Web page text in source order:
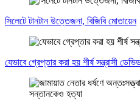
সিলেটে টানটান উত্তেজনা, বিজিবি মোতায়েন
যেভাবে গ্রেপ্তার করা হয় শীর্ষ সন্ত্রাসী